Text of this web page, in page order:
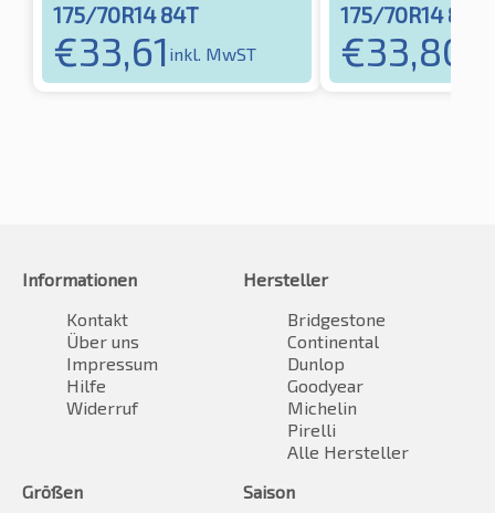
175/70R14 84T
€33,61 inkl. MwST
175/70R14 88T
€33,80
Informationen
Kontakt
Über uns
Impressum
Hilfe
Widerruf
Hersteller
Bridgestone
Continental
Dunlop
Goodyear
Michelin
Pirelli
Alle Hersteller
Größen
Saison